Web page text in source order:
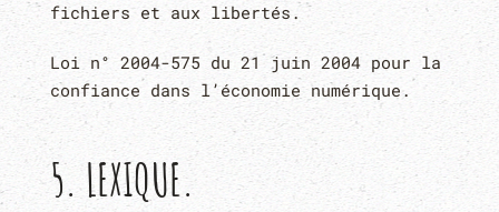
fichiers et aux libertés.
Loi n° 2004-575 du 21 juin 2004 pour la
confiance dans l’économie numérique.
5. LEXIQUE.